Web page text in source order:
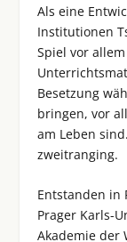
Als eine
Institutionen
Spiel vor
Besetzung
bringen, vor
am Leben
zweitranging.
Entstanden in
Prager Karls-
Akademie der